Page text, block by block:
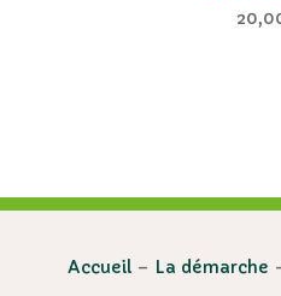
Accueil – La démarche